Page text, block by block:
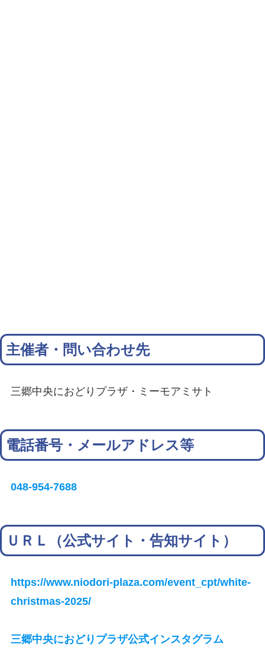
主催者・問い合わせ先
三郷中央におどりプラザ・ミーモアミサト
電話番号・メールアドレス等
048-954-7688
ＵＲＬ（公式サイト・告知サイト）
https://www.niodori-plaza.com/event_cpt/white-
christmas-2025/
三郷中央におどりプラザ公式インスタグラム